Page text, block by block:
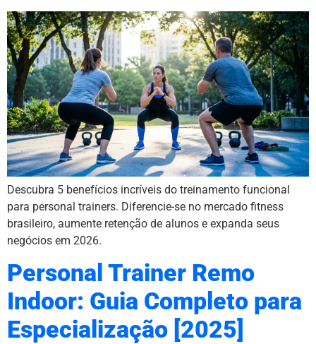
Descubra 5 benefícios incríveis do treinamento funcional
para personal trainers. Diferencie-se no mercado fitness
brasileiro, aumente retenção de alunos e expanda seus
negócios em 2026.
Personal Trainer Remo
Indoor: Guia Completo para
Especialização [2025]